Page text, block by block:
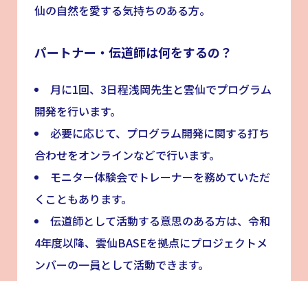
仙の自然を愛する気持ちのある方。
パートナー・伝道師は何をするの？
月に1回、3日程浅岡先生と雲仙でプログラム
開発を行います。
必要に応じて、プログラム開発に関する打ち
合わせをオンラインなどで行います。
モニター体験会でトレーナーを務めていただ
くこともあります。
伝道師として活動する意思のある方は、令和
4年度以降、雲仙BASEを拠点にプロジェクトメ
ンバーの一員として活動できます。